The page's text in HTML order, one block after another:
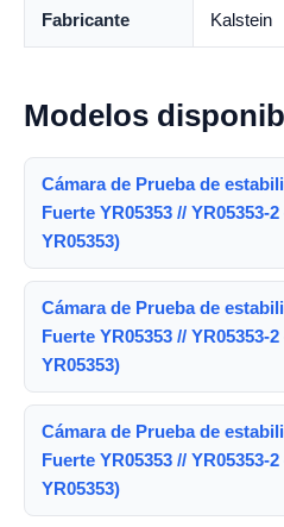
Fabricante Kalstein
Modelos
Cámara de Prueba de
Fuerte YR05353 // YR05353-
YR05353)
Cámara de Prueba de
Fuerte YR05353 // YR05353-
YR05353)
Cámara de Prueba de
Fuerte YR05353 // YR05353-
YR05353)